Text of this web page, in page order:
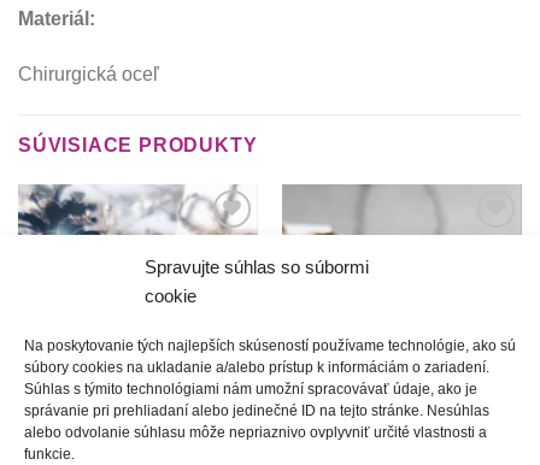
Spravujte súhlas so súbormi
cookie
Na poskytovanie tých najlepších skúseností používame technológie, ako sú
súbory cookies na ukladanie a/alebo prístup k informáciám o zariadení.
Súhlas s týmito technológiami nám umožní spracovávať údaje, ako je
správanie pri prehliadaní alebo jedinečné ID na tejto stránke. Nesúhlas
alebo odvolanie súhlasu môže nepriaznivo ovplyvniť určité vlastnosti a
funkcie.
Materiál:
Chirurgická oceľ
SÚVISIACE PRODUKTY
krasotinku
si prosím
Dedičstvo | okrúhle manžety